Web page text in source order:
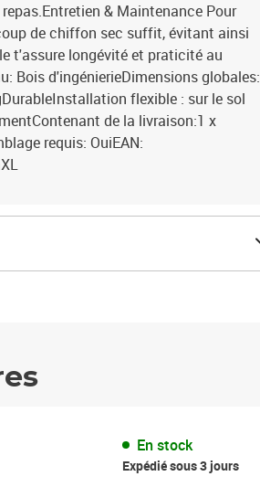
& Maintenance Pour
de chiffon sec suffit, évitant ainsi
t'assure longévité et praticité au
Bois d'ingénierieDimensions globales:
flexible : sur le sol
de la livraison:1 x
requis: OuiEAN:
En stock
Expédié sous 3 jours